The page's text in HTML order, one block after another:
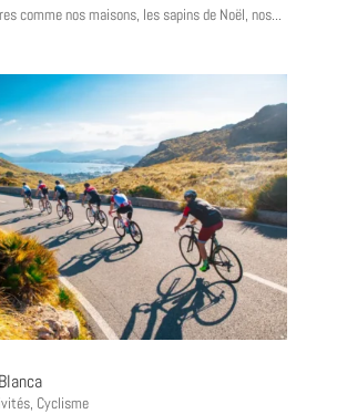
comme nos maisons, les sapins de Noël, nos...
, Cyclisme